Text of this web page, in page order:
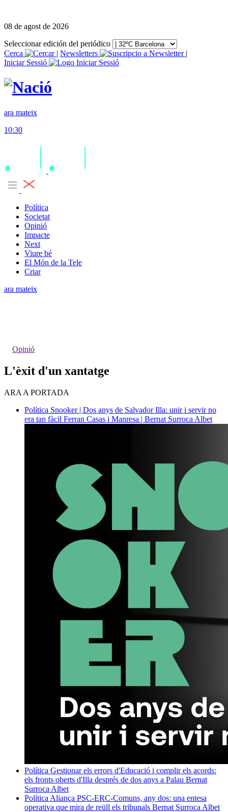
08 de agost de 2026
Seleccionar edición del periódico
Cerca
| Newsletters
|
Iniciar Sessió
ara mateix
10:30
Política
Societat
Opinió
Impacte
Next
Viure bé
El Món de la Tele
Criar
ara mateix
Opinió
L'èxit d'un xantatge
ARA A PORTADA
Política Snooker | Dos anys de Salvador Illa: unir i servir no
era tan fàcil Ferran Casas i Manresa | Bernat Surroca Albet
Política Gestionar els errors d'Educació i complir els acords:
els fronts oberts d'Illa després de dos anys a Palau Bernat
Surroca Albet
Política Aliança PSC-ERC-Comuns, any dos: una entesa
operativa que mira de reüll els tribunals Bernat Surroca Albet